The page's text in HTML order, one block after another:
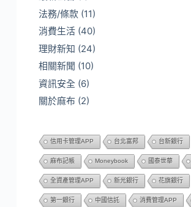
法務/條款(11)
消費生活(40)
理財新知 (24)
相關新聞 (10)
資訊安全(6)
關於麻布 (2)
信用卡管理APP 台北富邦 台新銀行
麻布記帳 Moneybook 國泰世華
全資產管理APP 新光銀行 花旗銀行
第一銀行 中國信託 消費管理APP